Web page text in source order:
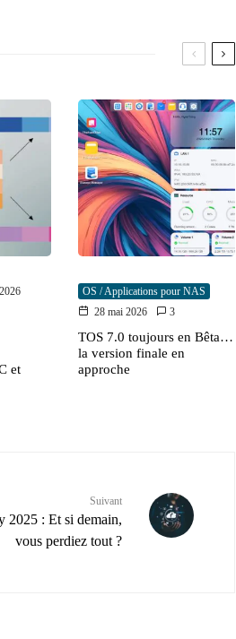
et
OS / Applications pour NAS
28 mai 2026
3
TOS 7.0 toujours en Bêta…
la version finale en
approche
Suivant
2025 : Et si demain,
vous perdiez tout ?